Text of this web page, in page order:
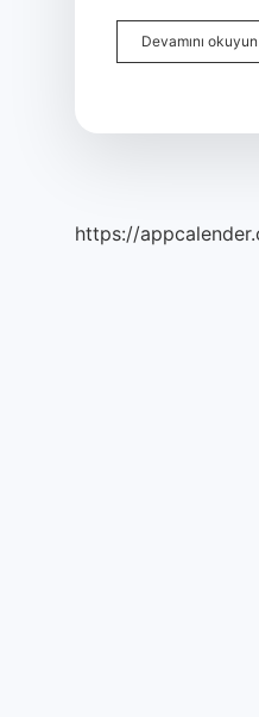
Devamını okuyun
https://